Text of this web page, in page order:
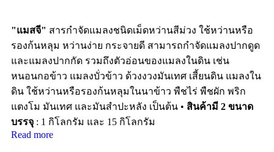
"แมสจี" สารกำจัดแมลงชนิดเม็ดหว่านสีม่วง ใช้หว่านหรือ
รองก้นหลุม หว่านง่าย กระจายดี สามารถกำจัดแมลงปากดูด
และแมลงปากกัด รวมถึงตัวอ่อนของแมลงในดิน เช่น
หนอนกอข้าว แมลงบั่วข้าว ด้วงงวงมันเทศ เสี้ยนดิน แมลงใน
ดิน ใช้หว่านหรือรองก้นหลุมในนาข้าว พืชไร่ พืชผัก พริก
แตงโม มันเทศ และมันสำปะหลัง เป็นต้น • สินค้ามี 2 ขนาด
บรรจุ : 1 กิโลกรัม และ 15 กิโลกรัม
Read more